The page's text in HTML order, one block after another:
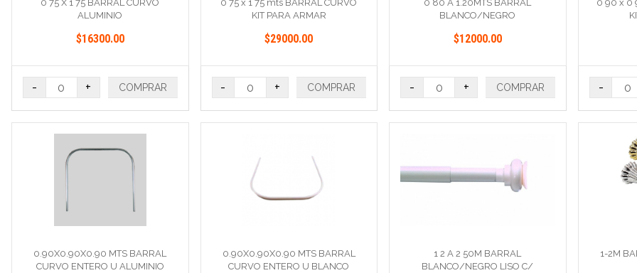
0 75 X 1 75 BARRAL CURVO
ALUMINIO
$16300.00
- + COMPRAR
0 75 x 1 75 mts BARRAL CURVO
KIT PARA ARMAR
$29000.00
- + COMPRAR
0 80 A 1.20MTS BARRAL
BLANCO/NEGRO
$12000.00
- + COMPRAR
0 90 x 0
-
0.90X0.90X0.90 MTS BARRAL
CURVO ENTERO U ALUMINIO
0.90X0.90X0.90 MTS BARRAL
CURVO ENTERO U BLANCO
1 2 A 2 50M BARRAL
BLANCO/NEGRO LISO C/
1-2M